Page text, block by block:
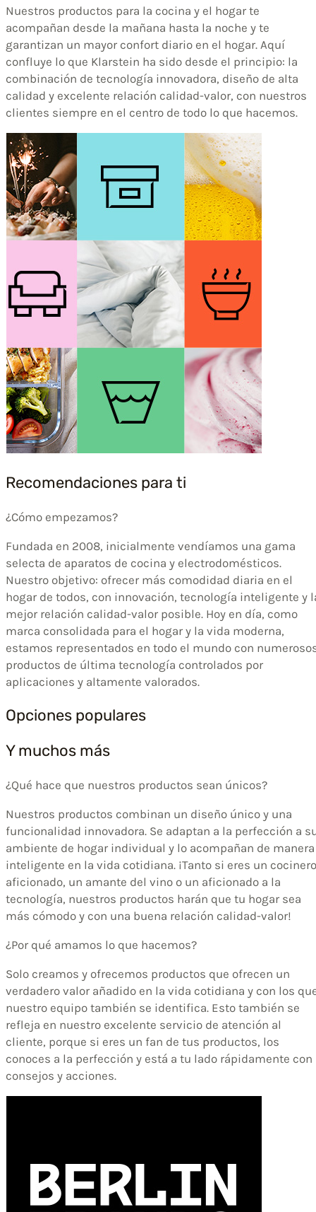
Nuestros productos para la cocina y el hogar te
acompañan desde la mañana hasta la noche y te
garantizan un mayor confort diario en el hogar. Aquí
confluye lo que Klarstein ha sido desde el principio: la
combinación de tecnología innovadora, diseño de alta
calidad y excelente relación calidad-valor, con nuestros
clientes siempre en el centro de todo lo que hacemos.
Recomendaciones para ti
¿Cómo empezamos?
Fundada en 2008, inicialmente vendíamos una gama
selecta de aparatos de cocina y electrodomésticos.
Nuestro objetivo: ofrecer más comodidad diaria en el
hogar de todos, con innovación, tecnología inteligente y
mejor relación calidad-valor posible. Hoy en día, como
marca consolidada para el hogar y la vida moderna,
estamos representados en todo el mundo con
productos de última tecnología controlados por
aplicaciones y altamente valorados.
Opciones populares
Y muchos más
¿Qué hace que nuestros productos sean únicos?
Nuestros productos combinan un diseño único y una
funcionalidad innovadora. Se adaptan a la perfección a
ambiente de hogar individual y lo acompañan de manera
inteligente en la vida cotidiana. ¡Tanto si eres un cocinero
aficionado, un amante del vino o un aficionado a la
tecnología, nuestros productos harán que tu hogar sea
más cómodo y con una buena relación calidad-valor!
¿Por qué amamos lo que hacemos?
Solo creamos y ofrecemos productos que ofrecen un
verdadero valor añadido en la vida cotidiana y con los
nuestro equipo también se identifica. Esto también se
refleja en nuestro excelente servicio de atención al
cliente, porque si eres un fan de tus productos, los
conoces a la perfección y está a tu lado rápidamente con
consejos y acciones.